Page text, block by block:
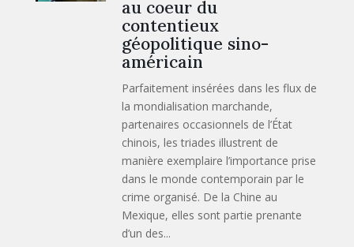
au coeur du
contentieux
géopolitique sino-
américain
Parfaitement insérées dans les flux de
la mondialisation marchande,
partenaires occasionnels de l’État
chinois, les triades illustrent de
manière exemplaire l’importance prise
dans le monde contemporain par le
crime organisé. De la Chine au
Mexique, elles sont partie prenante
d’un des...